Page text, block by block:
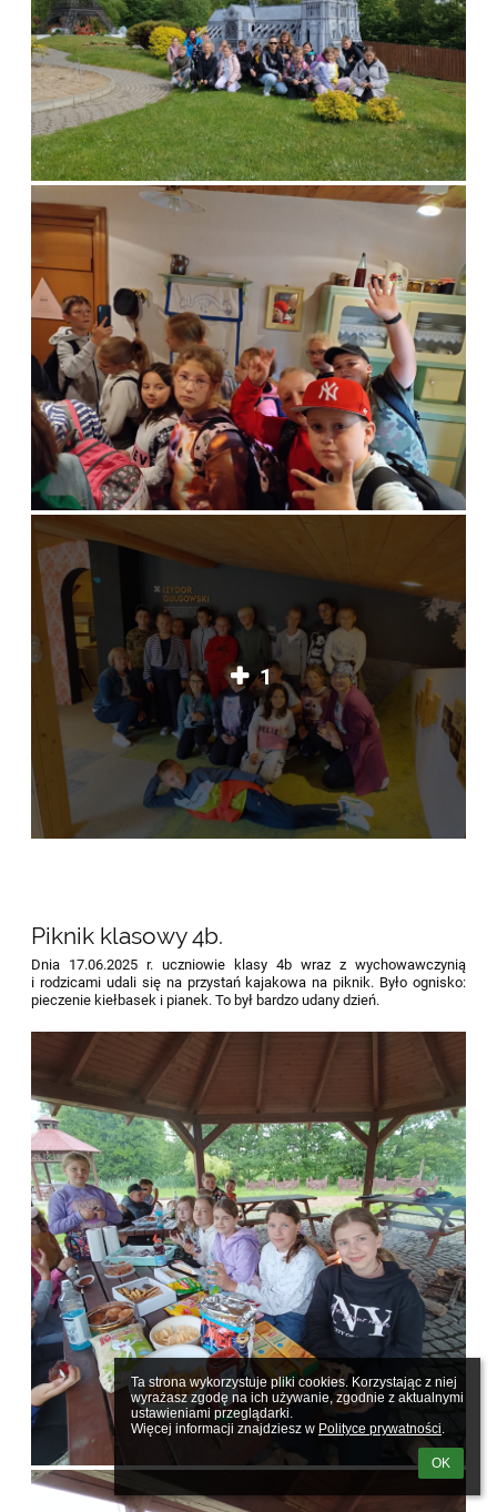
Ta strona wykorzystuje pliki cookies. Korzystając z niej
wyrażasz zgodę na ich używanie, zgodnie z aktualnymi
ustawieniami przeglądarki.
Więcej informacji znajdziesz w Polityce prywatności.
OK
1
Piknik klasowy 4b.
Dnia 17.06.2025 r. uczniowie klasy 4b wraz z wychowawczynią
i rodzicami udali się na przystań kajakowa na piknik. Było ognisko:
pieczenie kiełbasek i pianek. To był bardzo udany dzień.